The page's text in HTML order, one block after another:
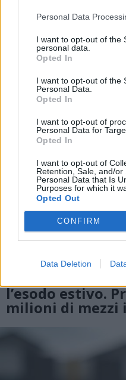
Personal Data
I want to opt-out of the
personal data.
Opted In
I want to opt-out of the
Personal Data.
Opted In
I want to opt-out of
Personal Data for
Opted In
I want to opt-out of
Retention, Sale, and/or
Personal Data that Is
Purposes for which it
Opted Out
CONFIRM
Data Deletion
DALLA HOME
VIABILITÀ
l’esodo estivo.
milioni di mezzi